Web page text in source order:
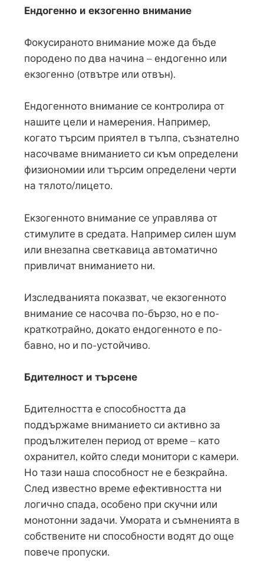
Ендогенно и екзогенно внимание
Фокусираното внимание може да бъде
породено по два начина – ендогенно или
екзогенно (отвътре или отвън).
Ендогенното внимание се контролира от
нашите цели и намерения. Например,
когато търсим приятел в тълпа, съзнателно
насочваме вниманието си към определени
физиономии или търсим определени черти
на тялото/лицето.
Екзогенното внимание се управлява от
стимулите в средата. Например силен шум
или внезапна светкавица автоматично
привличат вниманието ни.
Изследванията показват, че екзогенното
внимание се насочва по-бързо, но е по-
краткотрайно, докато ендогенното е по-
бавно, но и по-устойчиво.
Бдителност и търсене
Бдителността е способността да
поддържаме вниманието си активно за
продължителен период от време – като
охранител, който следи монитори с камери.
Но тази наша способност не е безкрайна.
След известно време ефективността ни
логично спада, особено при скучни или
монотонни задачи. Умората и съмненията в
собствените ни способности водят до още
повече пропуски.